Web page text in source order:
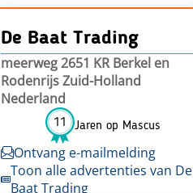
De Baat Trading
meerweg 2651 KR Berkel en
Rodenrijs Zuid-Holland
Nederland
11 Jaren op Mascus
Ontvang e-mailmelding
Toon alle advertenties van De
Baat Trading